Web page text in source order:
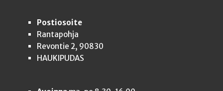
Postiosoite
Rantapohja
Revontie 2, 90830
HAUKIPUDAS